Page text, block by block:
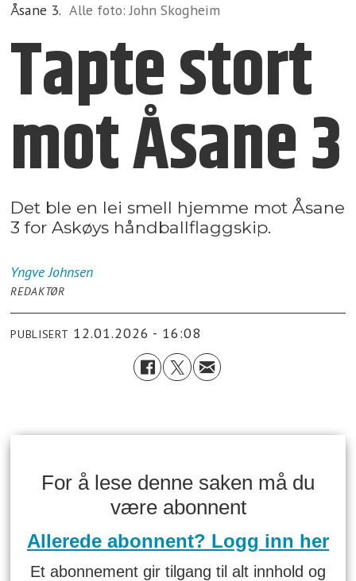
Åsane 3. Alle foto: John Skogheim
Tapte stort
mot Åsane 3
Det ble en lei smell hjemme mot Åsane
3 for Askøys håndballflaggskip.
Yngve Johnsen
REDAKTØR
PUBLISERT 12.01.2026 - 16:08
For å lese denne saken må du
være abonnent
Allerede abonnent? Logg inn her
Et abonnement gir tilgang til alt innhold og